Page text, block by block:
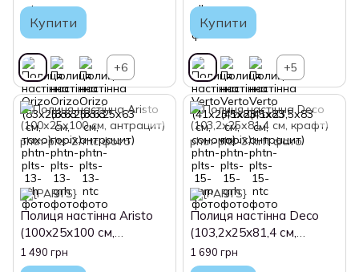
Купити
+6
Купити
+5
Полиця настінна Aristo
(100х25х100 см,
антрацит)
1 490 грн
Полиця настінна Deco
(103,2х25х81,4 см,
крафт)
1 690 грн